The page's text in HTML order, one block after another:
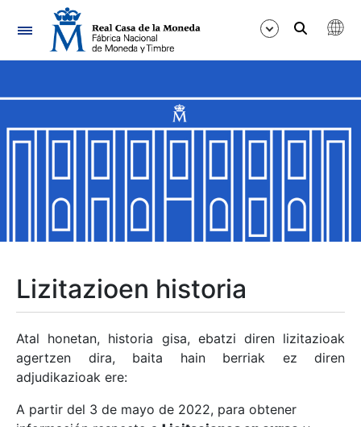
Nabigazioa
Erakutsi/Ezkutatu
Erakutsi/Ezkutatu
Erakutsi/Ezkutatu
Erakutsi/Ezkutatu
Erakutsi/Ezkutatu
Lizitazioen historia
Atal honetan, historia gisa, ebatzi diren lizitazioak
agertzen dira, baita hain berriak ez diren
adjudikazioak ere:
A partir del 3 de mayo de 2022, para obtener